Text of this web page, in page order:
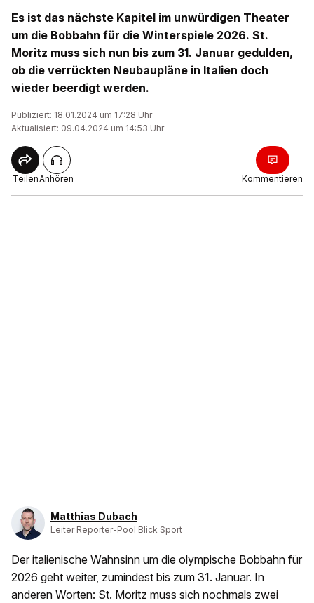
Es ist das nächste Kapitel im unwürdigen Theater
um die Bobbahn für die Winterspiele 2026. St.
Moritz muss sich nun bis zum 31. Januar gedulden,
ob die verrückten Neubaupläne in Italien doch
wieder beerdigt werden.
Publiziert: 18.01.2024 um 17:28 Uhr
Aktualisiert: 09.04.2024 um 14:53 Uhr
TeilenAnhören Kommentieren
Matthias Dubach
Leiter Reporter-Pool Blick Sport
Der italienische Wahnsinn um die olympische Bobbahn für
2026 geht weiter, zumindest bis zum 31. Januar. In
anderen Worten: St. Moritz muss sich nochmals zwei